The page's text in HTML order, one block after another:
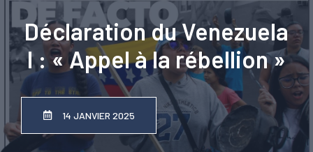
Déclaration du Venezuela
I : « Appel à la rébellion »
14 JANVIER 2025